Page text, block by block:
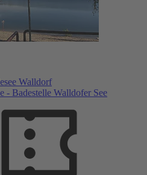
Walldorf
- Badestelle Walldofer See